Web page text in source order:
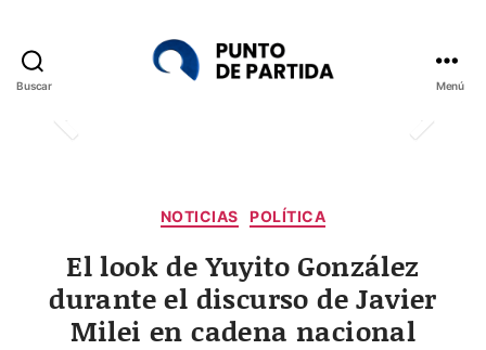
Buscar Menú
Categorías
NOTICIAS POLÍTICA
El look de Yuyito González
durante el discurso de Javier
Milei en cadena nacional